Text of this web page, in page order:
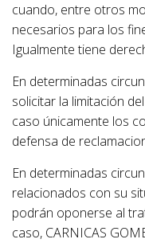
cuando, entre otros
necesarios para los
Igualmente tiene
En determinadas
solicitar la limitación
caso únicamente los
defensa de
En determinadas
relacionados con su
podrán oponerse al
caso, CARNICAS